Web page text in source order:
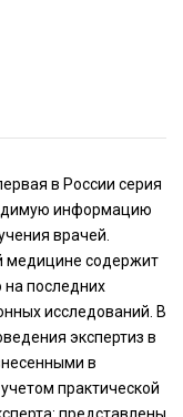
в России серия
информацию
врачей.
медицине содержит
последних
исследований. В
экспертиз в
в
практической